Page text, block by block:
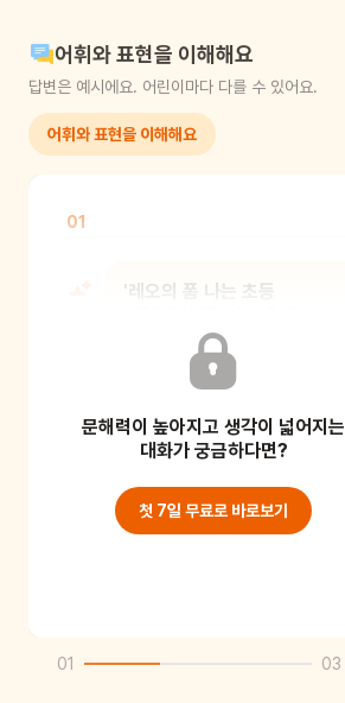
어휘와 표현을 이해해요
답변은 예시에요. 어린이마다 다를 수 있어요.
어휘와 표현을 이해해요
01
'레오의 폼 나는 초등
뜻일까요?
멋있고 특별하다는 뜻이에요. 레오의
멋진 학교생활 이야기예요.
문해력이 높아지고 생각이 넓어지는
대화가 궁금하다면?
첫 7일 무료로 바로보기
01 03